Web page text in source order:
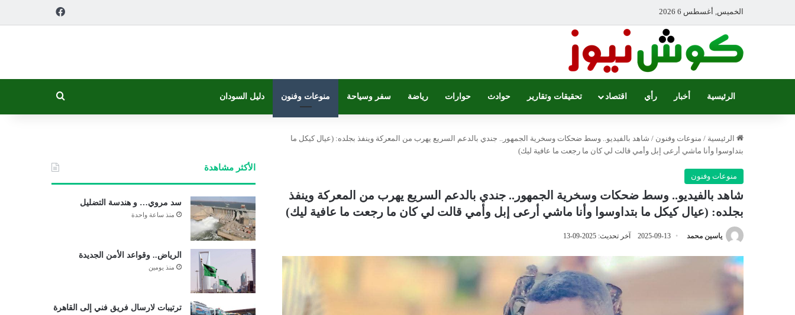
الخميس, أغسطس 6 2026
الرئيسية أخبار رأي اقتصاد تحقيقات وتقارير حوادث حوارات رياضة سفر وسياحة منوعات وفنون دليل السودان
الرئيسية / منوعات وفنون / شاهد بالفيديو.. وسط ضحكات وسخرية الجمهور.. جندي بالدعم السريع يهرب من المعركة وينفذ بجلده: (عيال كيكل ما
بتداوسوا وأنا ماشي أرعى إبل وأمي قالت لي كان ما رجعت ما عافية ليك)
منوعات وفنون
شاهد بالفيديو.. وسط ضحكات وسخرية الجمهور.. جندي بالدعم السريع يهرب من المعركة وينفذ
بجلده: (عيال كيكل ما بتداوسوا وأنا ماشي أرعى إبل وأمي قالت لي كان ما رجعت ما عافية ليك)
ياسين محمد 2025-09-13 آخر تحديث: 2025-09-13
الأكثر مشاهدة
سد مروي… و هندسة التضليل
منذ ساعة واحدة
الرياض.. وقواعد الأمن الجديدة
منذ يومين
ترتيبات لارسال فريق فني إلى القاهرة